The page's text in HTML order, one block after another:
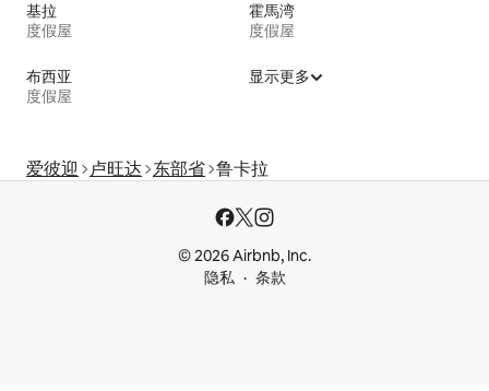
基拉
度假屋
霍馬湾
度假屋
布西亚
度假屋
显示更多
爱彼迎 卢旺达 东部省 鲁卡拉
© 2026 Airbnb, Inc.
隐私
条款